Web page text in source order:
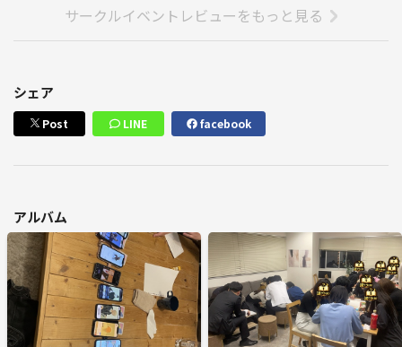
クリアタイム:1時間40分⁉️オマケクリア🥇
◆ 手を伸ばしても届かない、あの夏の日からの脱出❄️
クリアタイム:1時間40分🥇
〜4回目の開催〜👫17名参加
クリアタイム:1時間半🥇
◆悪い謎🌸
クリアタイム:1時間半🥇
◆ 火事場の謎解き探偵❄️
クリアタイム:30分🥇
◆ ReNostalgia❄️
クリアタイム:1時間半🥇
サークルイベントレビューをもっと見る
シェア
Post LINE facebook
アルバム